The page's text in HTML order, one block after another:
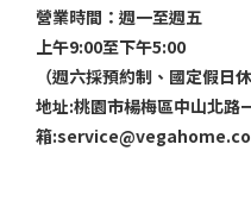
營業時間：週一至週五
上午9:00至下午5:00
（週六採預約制、國定假日休
地址:桃園市楊梅區中山北路
箱